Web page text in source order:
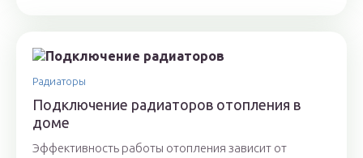
Радиаторы
Подключение радиаторов отопления в
доме
Эффективность работы отопления зависит от